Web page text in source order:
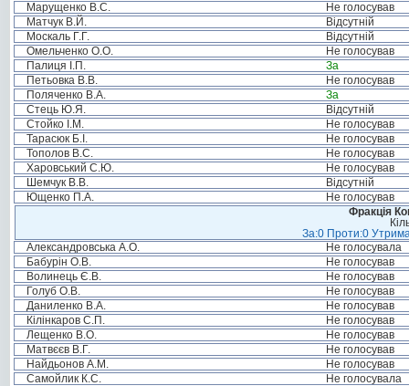
Марущенко В.С.
Не голосував
Матчук В.Й.
Відсутній
Москаль Г.Г.
Відсутній
Омельченко О.О.
Не голосував
Палиця І.П.
За
Петьовка В.В.
Не голосував
Поляченко В.А.
За
Стець Ю.Я.
Відсутній
Стойко І.М.
Не голосував
Тарасюк Б.І.
Не голосував
Тополов В.С.
Не голосував
Харовський С.Ю.
Не голосував
Шемчук В.В.
Відсутній
Ющенко П.А.
Не голосував
Фракція
За:0 Проти:0
Александровська А.О.
Не голосувала
Бабурін О.В.
Не голосував
Волинець Є.В.
Не голосував
Голуб О.В.
Не голосував
Даниленко В.А.
Не голосував
Кілінкаров С.П.
Не голосував
Лещенко В.О.
Не голосував
Матвєєв В.Г.
Не голосував
Найдьонов А.М.
Не голосував
Самойлик К.С.
Не голосувала